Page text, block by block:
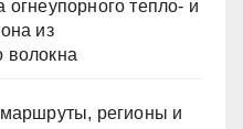
огнеупорного тепло- и
из
волокна
регионы и